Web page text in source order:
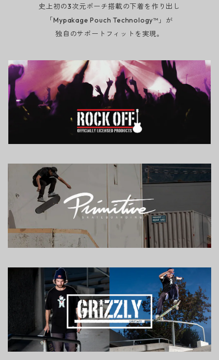
史上初の3次元ポーチ搭載の下着を作り出し
「Mypakage Pouch Technology™」が
独自のサポートフィットを実現。